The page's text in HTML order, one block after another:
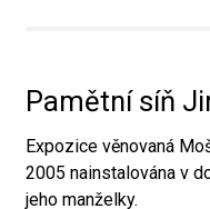
Pamětní síň
Expozice věnovaná
2005 nainstalována v
jeho manželky.